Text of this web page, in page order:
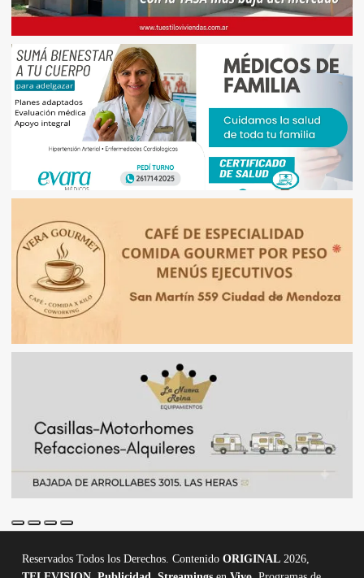
Reservados Todos los Derechos. Contenido ORIGINAL2026,